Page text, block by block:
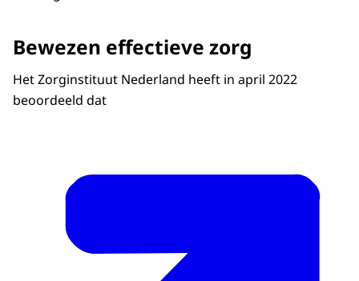
Bewezen effectieve zorg
Het Zorginstituut Nederland heeft in april 2022
beoordeeld dat